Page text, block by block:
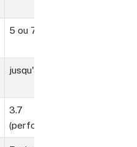
5 ou 7
jusqu'à 505
3.7
(performance)